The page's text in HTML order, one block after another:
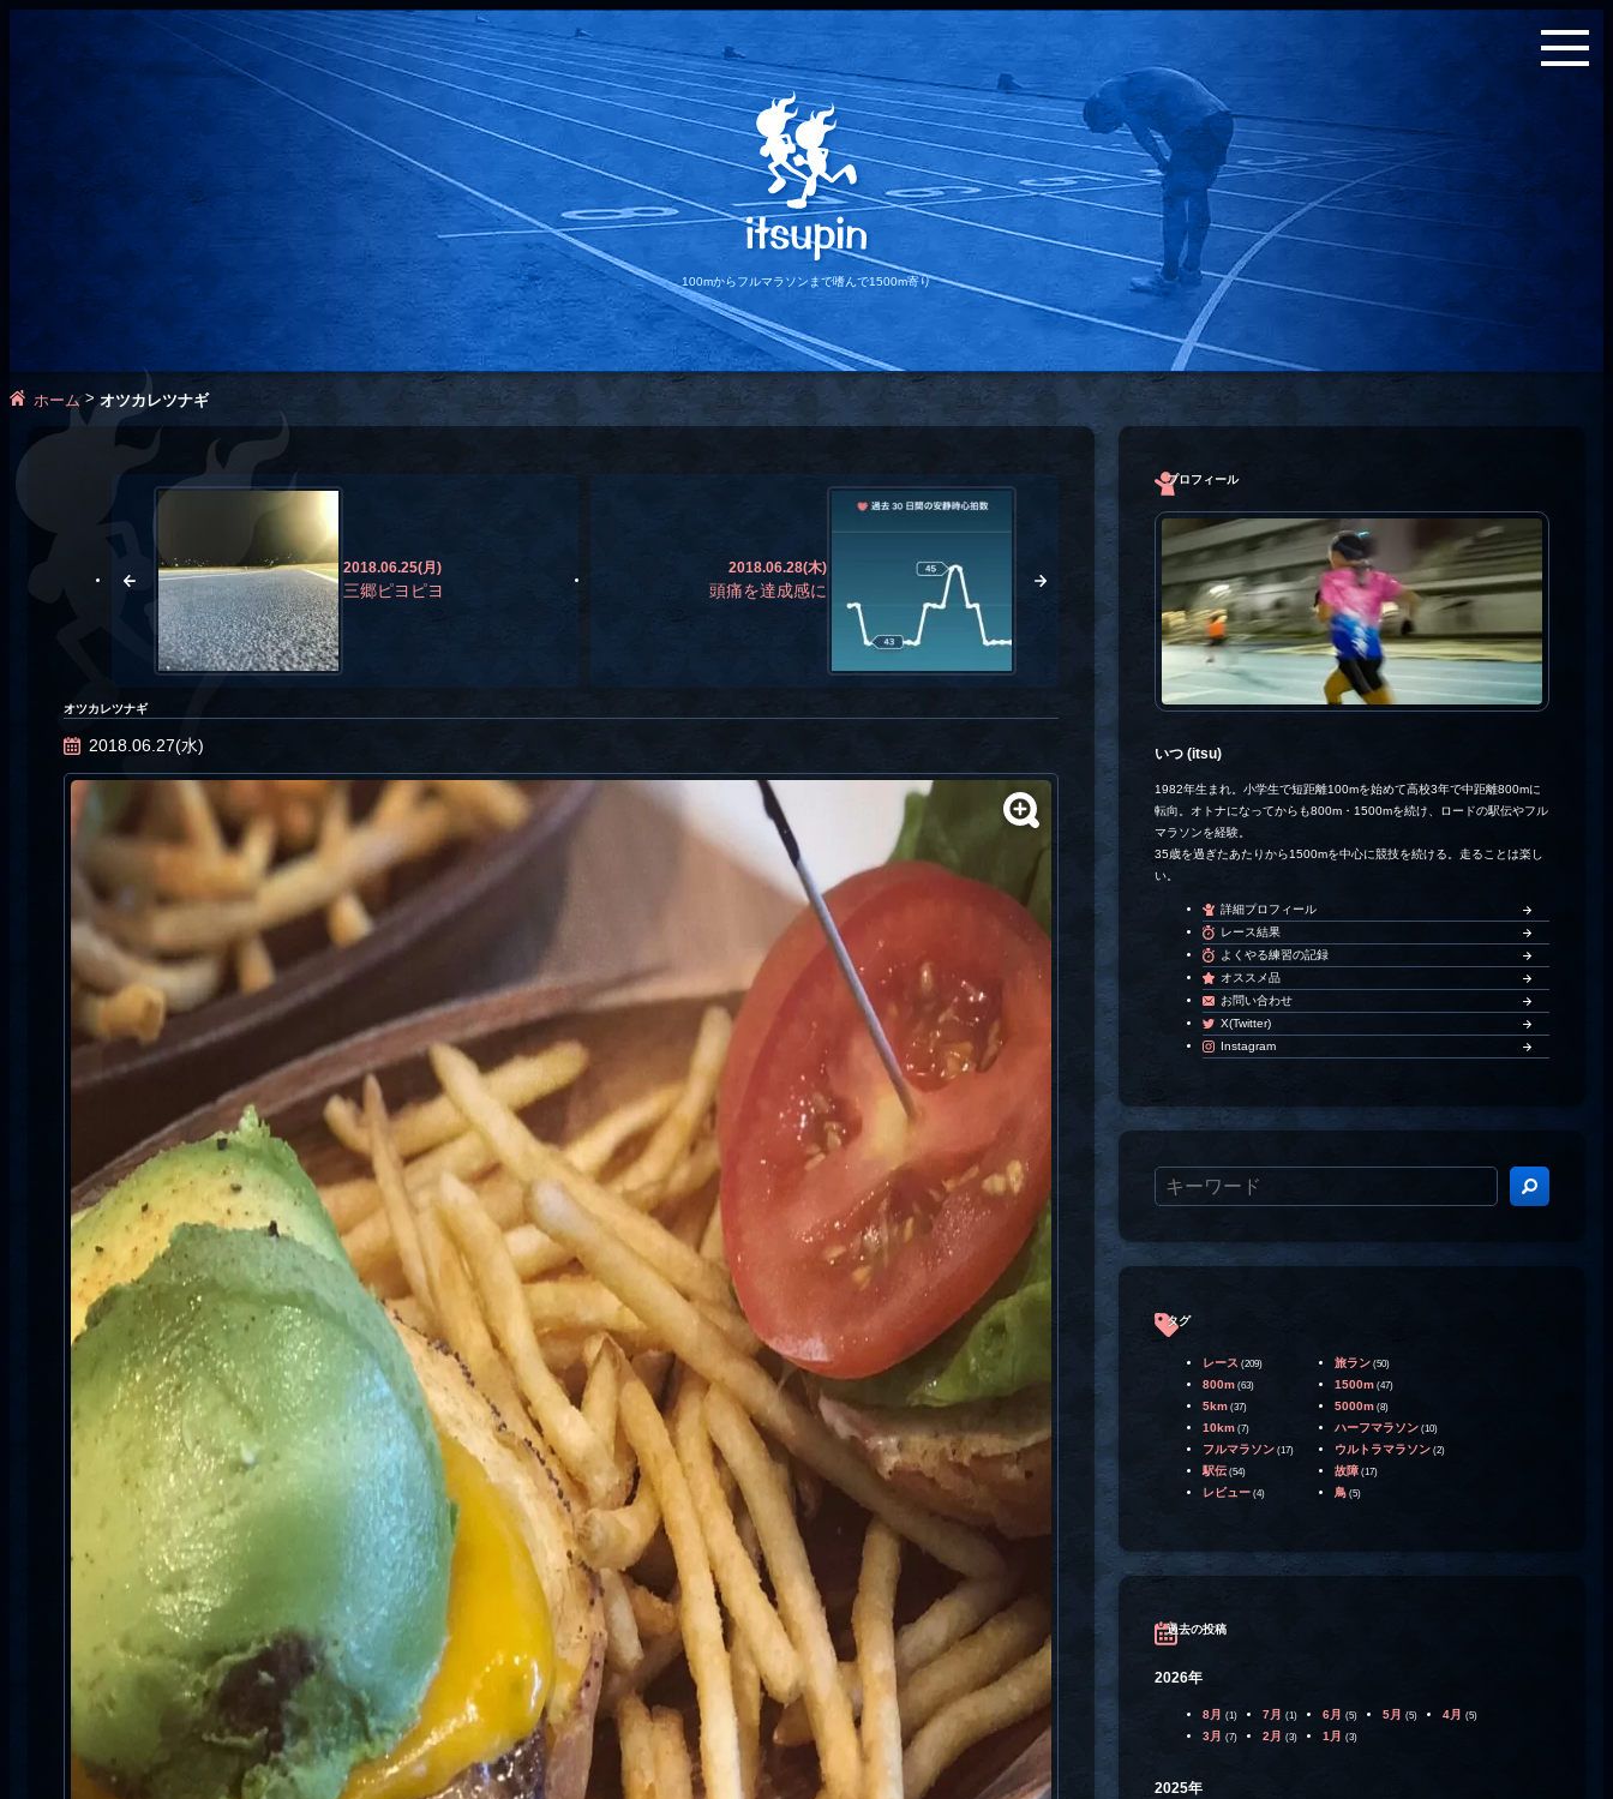
100mからフルマラソンまで嗜んで1500m寄り
ホーム> オツカレツナギ
2018.06.25(月)
三郷ピヨピヨ
2018.06.28(木)
頭痛を達成感に
オツカレツナギ
2018.06.27(水)
プロフィール
いつ (itsu)
1982年生まれ。小学生で短距離100mを始めて高校3年で中距離800mに
転向。オトナになってからも800m・1500mを続け、ロードの駅伝やフル
マラソンを経験。
35歳を過ぎたあたりから1500mを中心に競技を続ける。走ることは楽し
い。
詳細プロフィール
レース結果
よくやる練習の記録
オススメ品
お問い合わせ
X(Twitter)
Instagram
タグ
レース (209) 旅ラン(50)
800m(63) 1500m(47)
5km(37) 5000m(8)
10km(7) ハーフマラソン(10)
フルマラソン(17) ウルトラマラソン(2)
駅伝(54) 故障(17)
レビュー(4) 鳥(5)
過去の投稿
2026年
8月 (1) 7月 (1) 6月 (5) 5月 (5) 4月 (5)
3月 (7) 2月 (3) 1月 (3)
2025年